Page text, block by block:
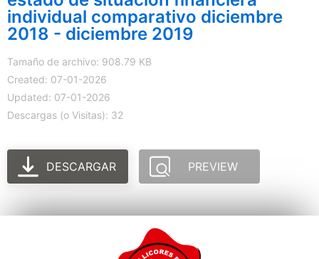
individual comparativo diciembre
2018 - diciembre 2019
Tamaño de archivo: 908.79 KB
Created: 07-01-2026
Updated: 07-01-2026
Descargas (o Visitas): 32
DESCARGAR PREVIEW